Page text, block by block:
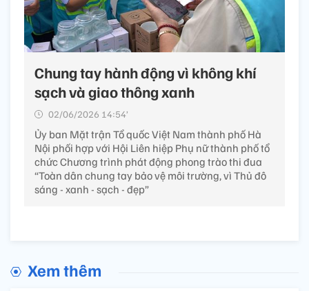
Chung tay hành động vì không khí
sạch và giao thông xanh
02/06/2026 14:54’
Ủy ban Mặt trận Tổ quốc Việt Nam thành phố Hà
Nội phối hợp với Hội Liên hiệp Phụ nữ thành phố tổ
chức Chương trình phát động phong trào thi đua
“Toàn dân chung tay bảo vệ môi trường, vì Thủ đô
sáng - xanh - sạch - đẹp”
Xem thêm